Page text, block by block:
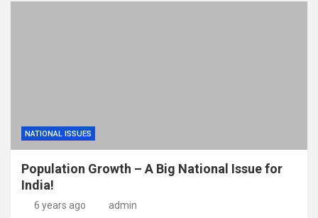
NATIONAL ISSUES
Population Growth – A Big National Issue for
India!
6 years ago admin